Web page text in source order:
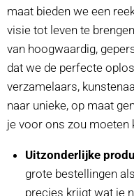
maat bieden we een
visie tot leven te
van hoogwaardig,
dat we de perfecte
verzamelaars,
naar unieke, op maat
je voor ons zou moeten
Uitzonderlijke
grote bestellingen
precies krijgt wat je